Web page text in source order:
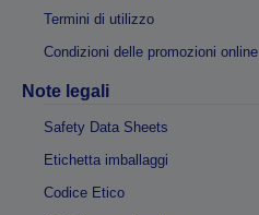
Termini di utilizzo
Condizioni delle promozioni online
Note legali
Safety Data Sheets
Etichetta imballaggi
Codice Etico